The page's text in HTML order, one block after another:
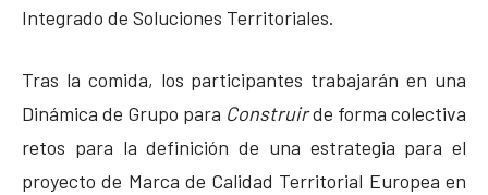
Integrado de Soluciones Territoriales.
Tras la comida, los participantes trabajarán en una
Dinámica de Grupo para Construirde forma colectiva
retos para la definición de una estrategia para el
proyecto de Marca de Calidad Territorial Europea en